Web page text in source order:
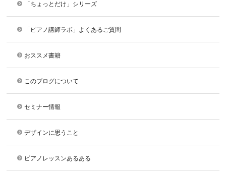
「ちょっとだけ」シリーズ
「ピアノ講師ラボ」よくあるご質問
おススメ書籍
このブログについて
セミナー情報
デザインに思うこと
ピアノレッスンあるある